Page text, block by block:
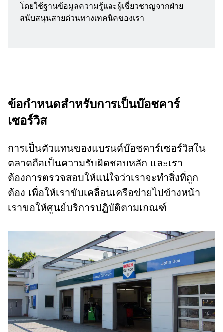
โดยใช้ฐานข้อมูลความรู้และผู้เชี่ยวชาญจากฝ่าย
สนับสนุนสายด่วนทางเทคนิคของเรา
ข้อกำหนดสำหรับการเป็นบ๊อชคาร์
เซอร์วิส
การเป็นตัวแทนของแบรนด์บ๊อชคาร์เซอร์วิสใน
ตลาดถือเป็นความรับผิดชอบหลัก และเรา
ต้องการตรวจสอบให้แน่ใจว่าเราจะทำสิ่งที่ถูก
ต้อง เพื่อให้เราขับเคลื่อนเครือข่ายไปข้างหน้า
เราขอให้ศูนย์บริการปฏิบัติตามเกณฑ์